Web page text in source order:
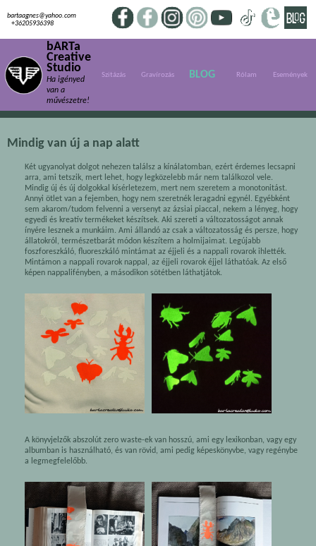
bartaagnes@yahoo.com
+36205936398
bARTa
Creative
Studio
Ha igényed
van a
művészetre!
Szitázás Gravírozás BLOG Rólam Események
Mindig van új a nap alatt
Két ugyanolyat dolgot nehezen találsz a kínálatomban, ezért érdemes lecsapni
arra, ami tetszik, mert lehet, hogy legközelebb már nem találkozol vele.
Mindig új és új dolgokkal kísérletezem, mert nem szeretem a monotonitást.
Annyi ötlet van a fejemben, hogy nem szeretnék leragadni egynél. Egyébként
sem akarom/tudom felvenni a versenyt az ázsiai piaccal, nekem a lényeg, hogy
egyedi és kreatív termékeket készítsek. Aki szereti a változatosságot annak
ínyére lesznek a munkáim. Ami állandó az csak a változatosság és persze, hogy
állatokról, természetbarát módon készítem a holmijaimat. Legújabb
foszforeszkáló, fluoreszkáló mintámat az éjjeli és a nappali rovarok ihlették.
Mintámon a nappali rovarok nappal, az éjjeli rovarok éjjel láthatóak. Az első
képen nappalifényben, a másodikon sötétben láthatjátok.
A könyvjelzők abszolút zero waste-ek van hosszú, ami egy lexikonban, vagy egy
albumban is használható, és van rövid, ami pedig képeskönyvbe, vagy regénybe
a legmegfelelőbb.